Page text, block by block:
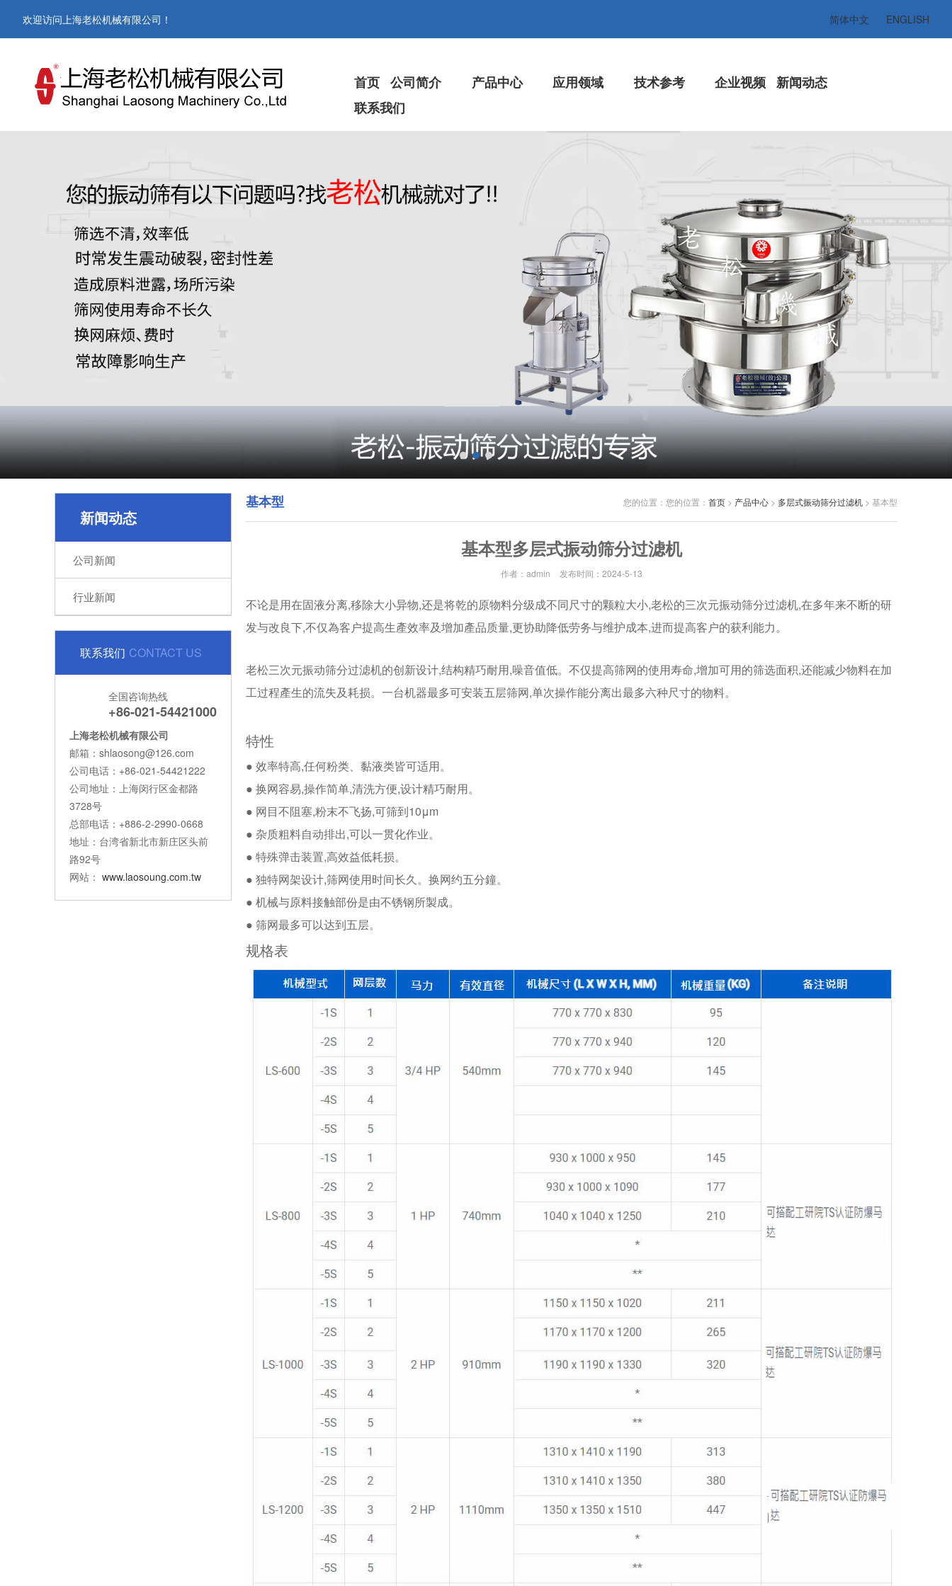
欢迎访问上海老松机械有限公司！ 简体中文 ENGLISH
首页 公司简介 产品中心 应用领域 技术参考 企业视频 新闻动态
联系我们
新闻动态
公司新闻
行业新闻
联系我们 CONTACT US
全国咨询热线
+86-021-54421000
上海老松机械有限公司
邮箱：shlaosong@126.com
公司电话：+86-021-54421222
公司地址：上海闵行区金都路
3728号
总部电话：+886-2-2990-0668
地址：台湾省新北市新庄区头前
路92号
网站： www.laosoung.com.tw
您的位置： 您的位置： 首页 > 产品中心 > 多层式振动筛分过滤机 > 基本型
基本型
基本型多层式振动筛分过滤机
作者：admin 发布时间：2024-5-13
不论是用在固液分离,移除大小异物,还是将乾的原物料分级成不同尺寸的颗粒大小,老松的三次元振动筛分过滤机,在多年来不断的研
发与改良下,不仅為客户提高生產效率及增加產品质量,更协助降低劳务与维护成本,进而提高客户的获利能力。
老松三次元振动筛分过滤机的创新设计,结构精巧耐用,噪音值低。不仅提高筛网的使用寿命,增加可用的筛选面积,还能减少物料在加
工过程產生的流失及耗损。一台机器最多可安装五层筛网,单次操作能分离出最多六种尺寸的物料。
特性
● 效率特高,任何粉类、黏液类皆可适用。
● 换网容易,操作简单,清洗方便,设计精巧耐用。
● 网目不阻塞,粉末不飞扬,可筛到10μm
● 杂质粗料自动排出,可以一贯化作业。
● 特殊弹击装置,高效益低耗损。
● 独特网架设计,筛网使用时间长久。换网约五分鐘。
● 机械与原料接触部份是由不锈钢所製成。
● 筛网最多可以达到五层。
规格表